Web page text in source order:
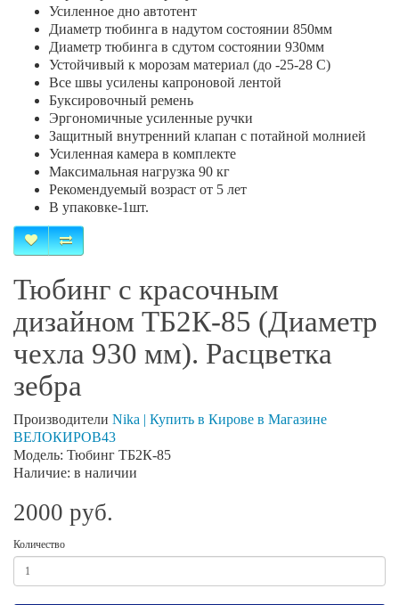
Усиленное дно автотент
Диаметр тюбинга в надутом состоянии 850мм
Диаметр тюбинга в сдутом состоянии 930мм
Устойчивый к морозам материал (до -25-28 С)
Все швы усилены капроновой лентой
Буксировочный ремень
Эргономичные усиленные ручки
Защитный внутренний клапан с потайной молнией
Усиленная камера в комплекте
Максимальная нагрузка 90 кг
Рекомендуемый возраст от 5 лет
В упаковке-1шт.
Тюбинг с красочным
дизайном ТБ2К-85 (Диаметр
чехла 930 мм). Расцветка
зебра
Производители Nika | Купить в Кирове в Магазине
ВЕЛОКИРОВ43
Модель: Тюбинг ТБ2К-85
Наличие: в наличии
2000 руб.
Количество